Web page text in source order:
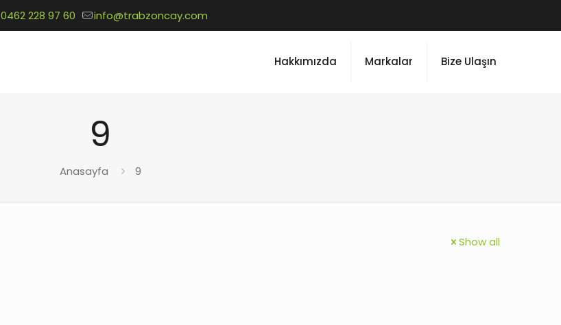
0462 228 97 60 info@trabzoncay.com
Hakkımızda Markalar Bize Ulaşın
9
Anasayfa 9
Show all